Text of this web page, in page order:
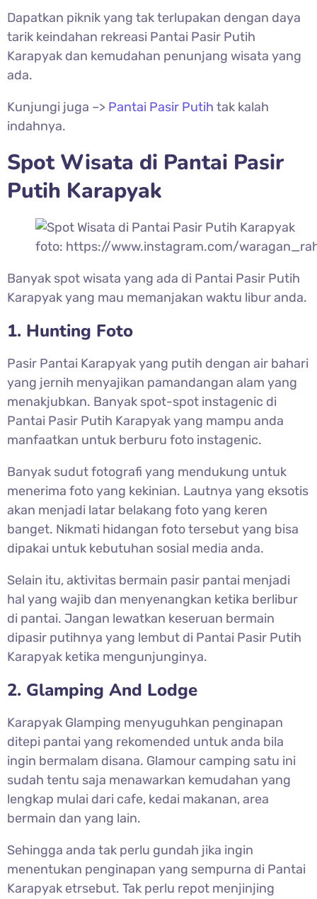
Dapatkan piknik yang tak terlupakan dengan daya
tarik keindahan rekreasi Pantai Pasir Putih
Karapyak dan kemudahan penunjang wisata yang
ada.
Kunjungi juga –> Pantai Pasir Putih tak kalah
indahnya.
Spot Wisata di Pantai Pasir
Putih Karapyak
foto: https://www.instagram.com/
Banyak spot wisata yang ada di Pantai Pasir Putih
Karapyak yang mau memanjakan waktu libur anda.
1. Hunting Foto
Pasir Pantai Karapyak yang putih dengan air bahari
yang jernih menyajikan pamandangan alam yang
menakjubkan. Banyak spot-spot instagenic di
Pantai Pasir Putih Karapyak yang mampu anda
manfaatkan untuk berburu foto instagenic.
Banyak sudut fotografi yang mendukung untuk
menerima foto yang kekinian. Lautnya yang eksotis
akan menjadi latar belakang foto yang keren
banget. Nikmati hidangan foto tersebut yang bisa
dipakai untuk kebutuhan sosial media anda.
Selain itu, aktivitas bermain pasir pantai menjadi
hal yang wajib dan menyenangkan ketika berlibur
di pantai. Jangan lewatkan keseruan bermain
dipasir putihnya yang lembut di Pantai Pasir Putih
Karapyak ketika mengunjunginya.
2. Glamping And Lodge
Karapyak Glamping menyuguhkan penginapan
ditepi pantai yang rekomended untuk anda bila
ingin bermalam disana. Glamour camping satu ini
sudah tentu saja menawarkan kemudahan yang
lengkap mulai dari cafe, kedai makanan, area
bermain dan yang lain.
Sehingga anda tak perlu gundah jika ingin
menentukan penginapan yang sempurna di Pantai
Karapyak etrsebut. Tak perlu repot menjinjing